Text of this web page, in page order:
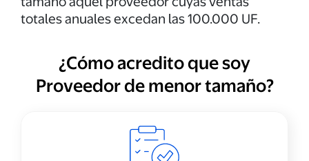
totales anuales excedan las 100.000 UF.
¿Cómo acredito que soy
Proveedor de menor tamaño?